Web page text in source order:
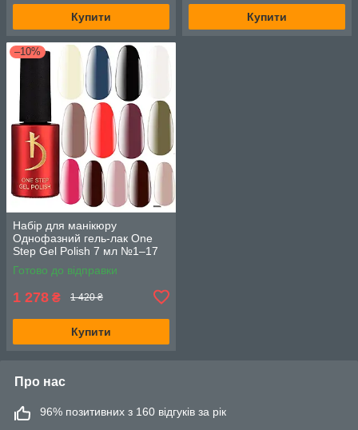
Купити Купити
–10%
Набір для манікюру
Однофазний гель-лак One
Step Gel Polish 7 мл №1–17
13 шт без 3, 4, 5, 6
Готово до відправки
1 278 ₴ 1 420 ₴
Купити
Про нас
96% позитивних з 160 відгуків за рік